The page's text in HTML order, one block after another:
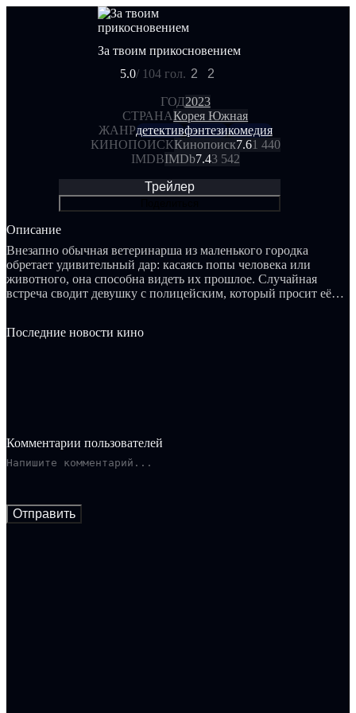
За твоим прикосновением
5.0/ 104 гол. 2 2
ГОД2023
СТРАНАКорея Южная
ЖАНРдетективфэнтезикомедия
КИНОПОИСККинопоиск7.61 440
IMDBIMDb7.43 542
Трейлер
Описание
Внезапно обычная ветеринарша из маленького городка
обретает удивительный дар: касаясь попы человека или
животного, она способна видеть их прошлое. Случайная
встреча сводит девушку с полицейским, который просит её
Последние новости кино
Комментарии пользователей
Отправить